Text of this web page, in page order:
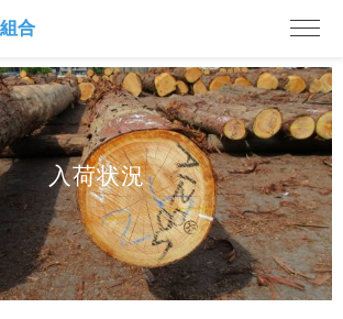
入荷状況